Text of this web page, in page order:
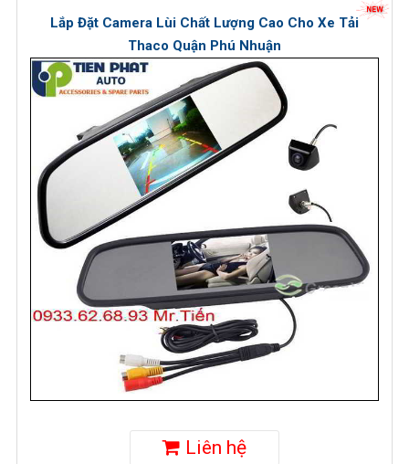
Lắp Đặt Camera Lùi Chất Lượng Cao Cho Xe Tải
Thaco Quận Phú Nhuận
Liên hệ